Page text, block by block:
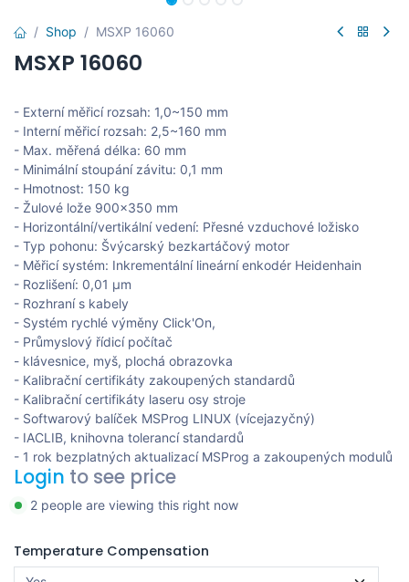
Shop MSXP 16060
MSXP 16060
- Externí měřicí rozsah: 1,0~150 mm
- Interní měřicí rozsah: 2,5~160 mm
- Max. měřená délka: 60 mm
- Minimální stoupání závitu: 0,1 mm
- Hmotnost: 150 kg
- Žulové lože 900x350 mm
- Horizontální/vertikální vedení: Přesné vzduchové ložisko
- Typ pohonu: Švýcarský bezkartáčový motor
- Měřicí systém: Inkrementální lineární enkodér Heidenhain
- Rozlišení: 0,01 μm
- Rozhraní s kabely
- Systém rychlé výměny Click'On,
- Průmyslový řídicí počítač
- klávesnice, myš, plochá obrazovka
- Kalibrační certifikáty zakoupených standardů
- Kalibrační certifikáty laseru osy stroje
- Softwarový balíček MSProg LINUX (vícejazyčný)
- IACLIB, knihovna tolerancí standardů
- 1 rok bezplatných aktualizací MSProg a zakoupených modulů
Login to see price
2 people are viewing this right now
Temperature Compensation